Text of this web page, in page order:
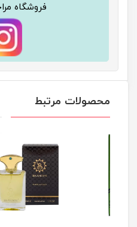
فروشگاه
محصولات مرتبط